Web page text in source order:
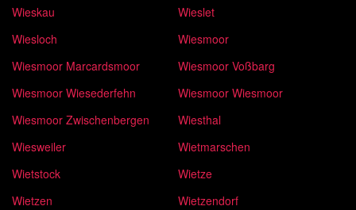
Wieskau
Wieslet
Wiesloch
Wiesmoor
Wiesmoor Marcardsmoor
Wiesmoor Voßbarg
Wiesmoor Wiesederfehn
Wiesmoor Wiesmoor
Wiesmoor Zwischenbergen
Wiesthal
Wiesweiler
Wietmarschen
Wietstock
Wietze
Wietzen
Wietzendorf